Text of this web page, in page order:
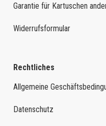
Garantie für Kartuschen
Widerrufsformular
Rechtliches
Allgemeine
Datenschutz